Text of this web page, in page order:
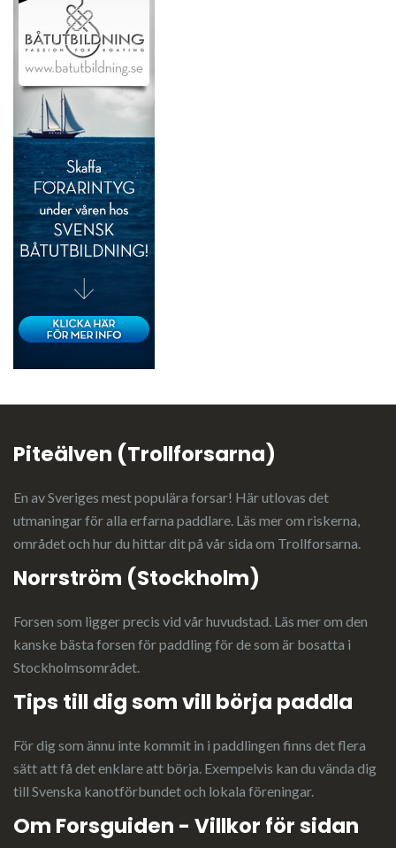
Piteälven (Trollforsarna)
En av Sveriges mest populära forsar! Här utlovas det
utmaningar för alla erfarna paddlare. Läs mer om riskerna,
området och hur du hittar dit på vår sida om Trollforsarna.
Norrström (Stockholm)
Forsen som ligger precis vid vår huvudstad. Läs merom den
kanske bästa forsen för paddling för de som är bosatta i
Stockholmsområdet.
Tips till dig som vill börja paddla
För dig som ännu inte kommit in i paddlingen finns det flera
sätt att få det enklare att börja. Exempelvis kan du vända dig
till Svenska kanotförbundet och lokala föreningar.
Om Forsguiden - Villkor för sidan